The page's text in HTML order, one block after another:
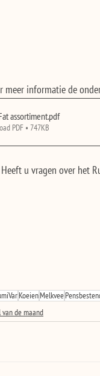
meer informatie de
assortiment.pdf
PDF • 747KB
Heeft u vragen over het
KoeienMelkvee
van de maand